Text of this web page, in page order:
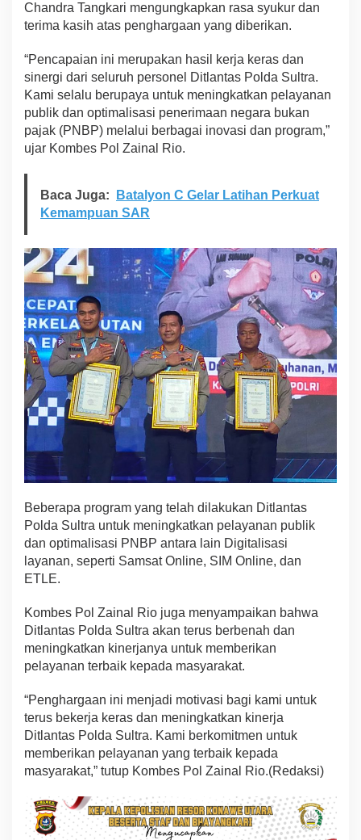
s
i
N
B
P
T
a
h
u
0
2
3
Chandra Tangkari mengungkapkan rasa syukur dan
terima kasih atas penghargaan yang diberikan.
“Pencapaian ini merupakan hasil kerja keras dan
sinergi dari seluruh personel Ditlantas Polda Sultra.
Kami selalu berupaya untuk meningkatkan pelayanan
publik dan optimalisasi penerimaan negara bukan
pajak (PNBP) melalui berbagai inovasi dan program,”
ujar Kombes Pol Zainal Rio.
Baca Juga:
Batalyon C Gelar Latihan Perkuat
Kemampuan SAR
Beberapa program yang telah dilakukan Ditlantas
Polda Sultra untuk meningkatkan pelayanan publik
dan optimalisasi PNBP antara lain Digitalisasi
layanan, seperti Samsat Online, SIM Online, dan
ETLE.
Kombes Pol Zainal Rio juga menyampaikan bahwa
Ditlantas Polda Sultra akan terus berbenah dan
meningkatkan kinerjanya untuk memberikan
pelayanan terbaik kepada masyarakat.
“Penghargaan ini menjadi motivasi bagi kami untuk
terus bekerja keras dan meningkatkan kinerja
Ditlantas Polda Sultra. Kami berkomitmen untuk
memberikan pelayanan yang terbaik kepada
masyarakat,” tutup Kombes Pol Zainal Rio.(Redaksi)